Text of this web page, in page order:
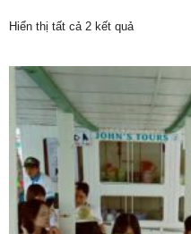
Hiển thị tất cả 2 kết quảĐã
xếp
theo